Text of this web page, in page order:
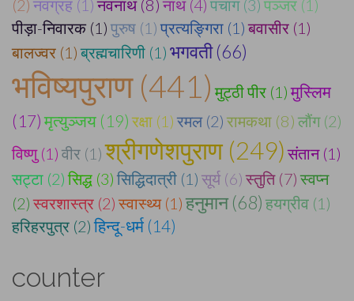
(2) नवग्रह (1) नवनाथ (8) नाथ (4) पंचांग (3) पञ्जर (1)
पीड़ा-निवारक (1) पुरुष (1) प्रत्यङ्गिरा (1) बवासीर (1)
बालज्वर (1) ब्रह्मचारिणी (1) भगवती (66)
भविष्यपुराण (441) मुट्ठी पीर (1) मुस्लिम
(17) मृत्युञ्जय (19) रक्षा (1) रमल (2) रामकथा (8) लौंग (2)
विष्णु (1) वीर (1) श्रीगणेशपुराण (249) संतान (1)
सट्टा (2) सिद्ध (3) सिद्धिदात्री (1) सूर्य (6) स्तुति (7) स्वप्न
(2) स्वरशास्त्र (2) स्वास्थ्य (1) हनुमान (68) हयग्रीव (1)
हरिहरपुत्र (2) हिन्दू-धर्म (14)
counter